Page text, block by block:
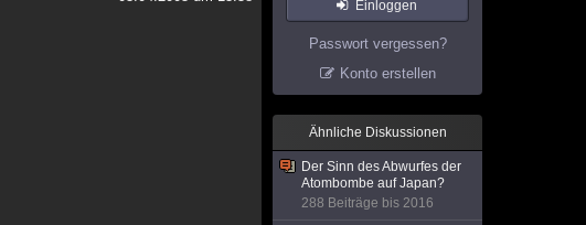
Einloggen
Passwort vergessen?
Konto erstellen
Ähnliche Diskussionen
Der Sinn des Abwurfes der
Atombombe auf Japan?
288 Beiträge bis 2016